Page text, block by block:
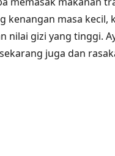
kenangan masa kecil,
nilai gizi yang tinggi.
juga dan